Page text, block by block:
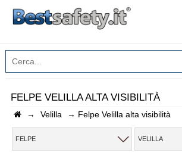
INSERISCI IL NOME DEL
CERCANDO
FELPE VELILLA ALTA VISIBILITÀ
→ Velilla → Felpe Velilla alta visibilità
FELPE VELILLA